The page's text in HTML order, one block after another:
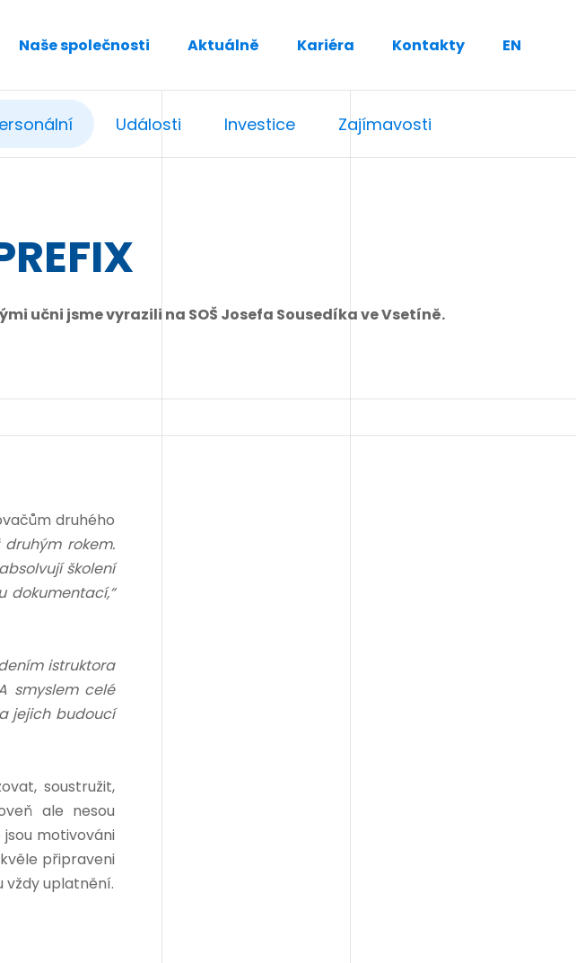
Naše společnosti Aktuálně Kariéra Kontakty EN
Události Investice Zajímavosti
učni jsme vyrazili na SOŠ Josefa Sousedíka ve Vsetíně.
druhého
rokem.
školení
dokumentací,“
istruktora
smyslem celé
jejich budoucí
soustružit,
ale nesou
motivováni
připraveni
vždy uplatnění.